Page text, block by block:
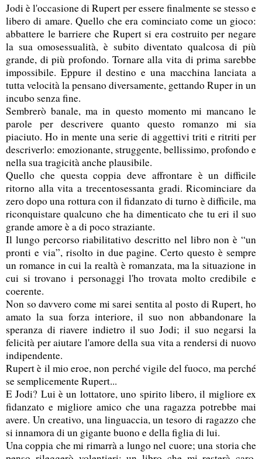
Jodi è l'occasione di Rupert per essere finalmente se stesso e
libero di amare. Quello che era cominciato come un gioco:
abbattere le barriere che Rupert si era costruito per negare
la sua omosessualità, è subito diventato qualcosa di più
grande, di più profondo. Tornare alla vita di prima sarebbe
impossibile. Eppure il destino e una macchina lanciata a
tutta velocità la pensano diversamente, gettando Ruper in un
incubo senza fine.
Sembrerò banale, ma in questo momento mi mancano le
parole per descrivere quanto questo romanzo mi sia
piaciuto. Ho in mente una serie di aggettivi triti e ritriti per
descriverlo: emozionante, struggente, bellissimo, profondo e
nella sua tragicità anche plausibile.
Quello che questa coppia deve affrontare è un difficile
ritorno alla vita a trecentosessanta gradi. Ricominciare da
zero dopo una rottura con il fidanzato di turno è difficile, ma
riconquistare qualcuno che ha dimenticato che tu eri il suo
grande amore è a di poco straziante.
Il lungo percorso riabilitativo descritto nel libro non è “un
pronti e via”, risolto in due pagine. Certo questo è sempre
un romance in cui la realtà è romanzata, ma la situazione in
cui si trovano i personaggi l'ho trovata molto credibile e
coerente.
Non so davvero come mi sarei sentita al posto di Rupert, ho
amato la sua forza interiore, il suo non abbandonare la
speranza di riavere indietro il suo Jodi; il suo negarsi la
felicità per aiutare l'amore della sua vita a rendersi di nuovo
indipendente.
Rupert è il mio eroe, non perché vigile del fuoco, ma perché
se semplicemente Rupert...
E Jodi? Lui è un lottatore, uno spirito libero, il migliore ex
fidanzato e migliore amico che una ragazza potrebbe mai
avere. Un creativo, una linguaccia, un tesoro di ragazzo che
si innamora di un gigante buono e della figlia di lui.
Una coppia che mi rimarrà a lungo nel cuore; una storia che